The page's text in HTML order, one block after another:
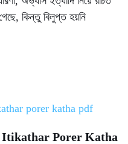
কিন্তু বিলুপ্ত হয়নি
| Itikathar Porer Katha